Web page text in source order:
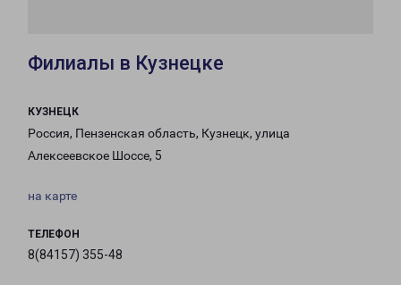
Филиалы в Кузнецке
КУЗНЕЦК
Россия, Пензенская область, Кузнецк, улица
Алексеевское Шоссе, 5
на карте
ТЕЛЕФОН
8(84157) 355-48